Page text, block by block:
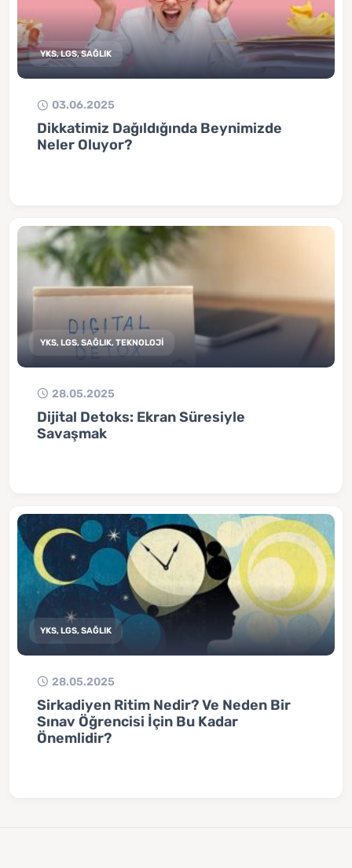
YKS, LGS, SAĞLIK
03.06.2025
Dikkatimiz Dağıldığında Beynimizde
Neler Oluyor?
YKS, LGS, SAĞLIK, TEKNOLOJİ
28.05.2025
Dijital Detoks: Ekran Süresiyle
Savaşmak
YKS, LGS, SAĞLIK
28.05.2025
Sirkadiyen Ritim Nedir? Ve Neden Bir
Sınav Öğrencisi İçin Bu Kadar
Önemlidir?